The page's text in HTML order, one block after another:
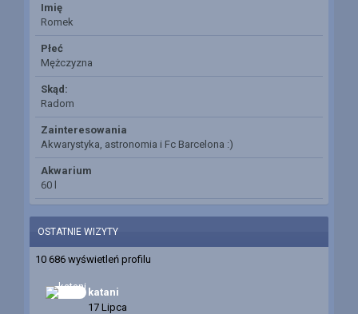
Imię
Romek
Płeć
Mężczyzna
Skąd:
Radom
Zainteresowania
Akwarystyka, astronomia i Fc Barcelona :)
Akwarium
60 l
OSTATNIE WIZYTY
10 686 wyświetleń profilu
katani
17 Lipca